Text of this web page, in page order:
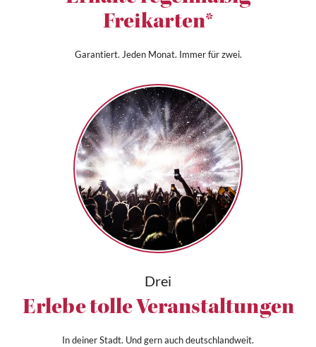
Freikarten*
Garantiert. Jeden Monat. Immer für zwei.
Drei
Erlebe tolle Veranstaltungen
In deiner Stadt. Und gern auch deutschlandweit.